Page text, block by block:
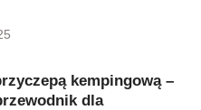
kempingową –
dla